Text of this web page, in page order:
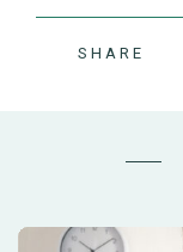
SHARE